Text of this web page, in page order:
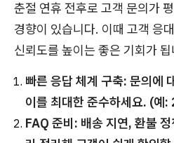
춘절 연휴 전후로 고객 문의가
경향이 있습니다. 이때 고객 응
신뢰도를 높이는 좋은 기회가 됩
빠른 응답 체계 구축: 문의에
이를 최대한 준수하세요. (예:
FAQ 준비: 배송 지연, 환불